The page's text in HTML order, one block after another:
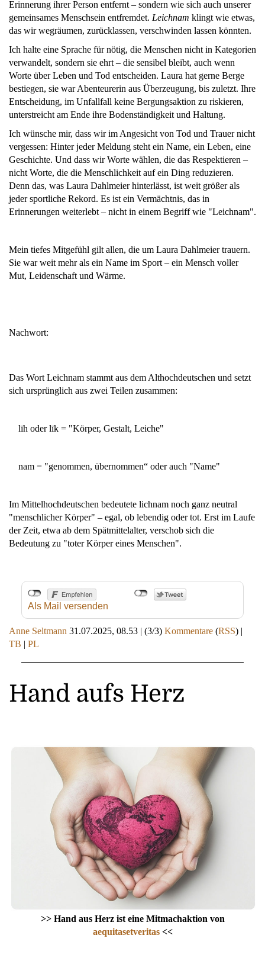
Erinnerung ihrer Person entfernt – sondern wie sich auch unserer
gemeinsames Menschsein entfremdet. Leichnam klingt wie etwas,
das wir wegräumen, zurücklassen, verschwinden lassen könnten.
Ich halte eine Sprache für nötig, die Menschen nicht in Kategorien
verwandelt, sondern sie ehrt – die sensibel bleibt, auch wenn
Worte über Leben und Tod entscheiden. Laura hat gerne Berge
bestiegen, sie war Abenteurerin aus Überzeugung, bis zuletzt. Ihre
Entscheidung, im Unfallfall keine Bergungsaktion zu riskieren,
unterstreicht am Ende ihre Bodenständigkeit und Haltung.
Ich wünsche mir, dass wir im Angesicht von Tod und Trauer nicht
vergessen: Hinter jeder Meldung steht ein Name, ein Leben, eine
Geschichte. Und dass wir Worte wählen, die das Respektieren –
nicht Worte, die die Menschlichkeit auf ein Ding reduzieren.
Denn das, was Laura Dahlmeier hinterlässt, ist weit größer als
jeder sportliche Rekord. Es ist ein Vermächtnis, das in
Erinnerungen weiterlebt – nicht in einem Begriff wie "Leichnam".
Mein tiefes Mitgefühl gilt allen, die um Laura Dahlmeier trauern.
Sie war weit mehr als ein Name im Sport – ein Mensch voller
Mut, Leidenschaft und Wärme.
Nachwort:
Das Wort Leichnam stammt aus dem Althochdeutschen und setzt
sich ursprünglich aus zwei Teilen zusammen:
līh oder līk = "Körper, Gestalt, Leiche"
nam = "genommen, übernommen“ oder auch "Name"
Im Mittelhochdeutschen bedeutete lichnam noch ganz neutral
"menschlicher Körper" – egal, ob lebendig oder tot. Erst im Laufe
der Zeit, etwa ab dem Spätmittelalter, verschob sich die
Bedeutung zu "toter Körper eines Menschen".
Als Mail versenden
Anne Seltmann 31.07.2025, 08.53 | (3/3) Kommentare (RSS) |
TB | PL
Hand aufs Herz
>> Hand aus Herz ist eine Mitmachaktion von
aequitasetveritas<<